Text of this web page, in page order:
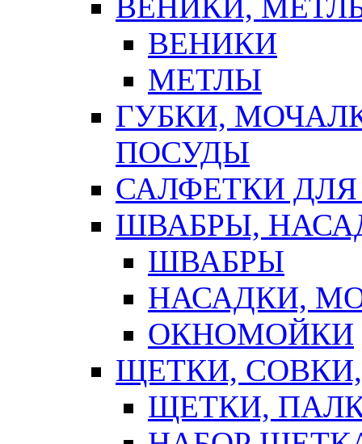
ВЕНИКИ,
ВЕНИКИ
МЕТЛЫ
ГУБКИ,
ПОСУДЫ
САЛФЕТКИ
ШВАБРЫ,
ШВАБРЫ
НАСАДКИ,
ОКНОМОЙКИ
ЩЕТКИ,
ЩЕТКИ,